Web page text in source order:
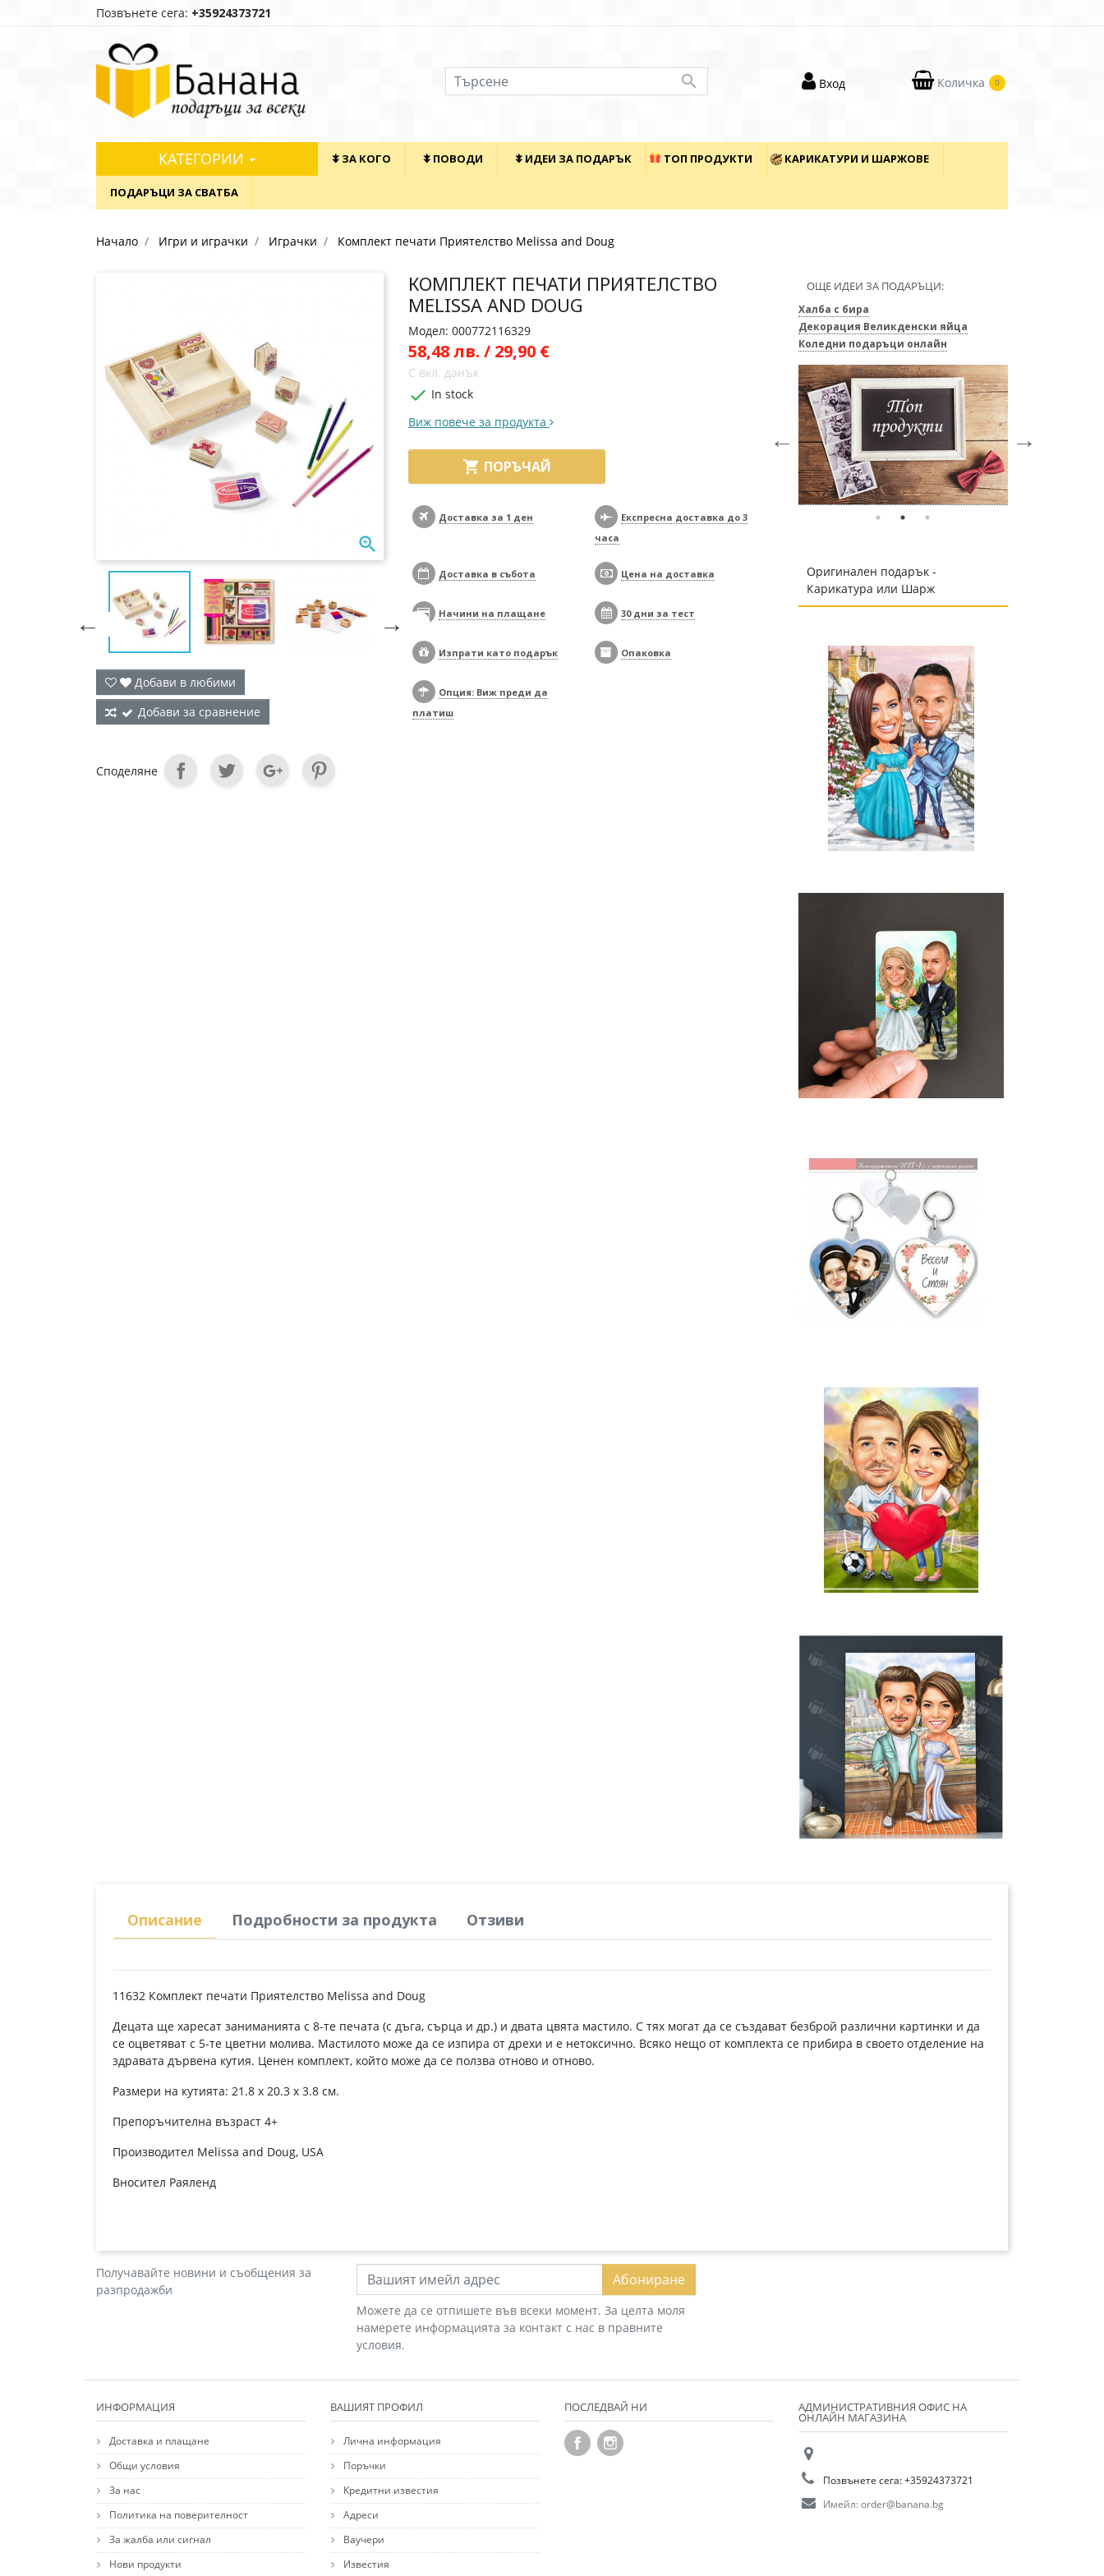
Позвънете сега: +35924373721
 Вход Количка 0
КАТЕГОРИИ ⯯ ЗА КОГО ⯯ ПОВОДИ ⯯ ИДЕИ ЗА ПОДАРЪК ТОП ПРОДУКТИ КАРИКАТУРИ И ШАРЖОВЕ
ПОДАРЪЦИ ЗА СВАТБА
Начало Игри и играчки Играчки Комплект печати Приятелство Melissa and Doug

 
Добави в любими
Добави за сравнение
Споделяне
КОМПЛЕКТ ПЕЧАТИ ПРИЯТЕЛСТВО
MELISSA AND DOUG
Модел: 000772116329
58,48 лв. / 29,90 €
С вкл. данък
 In stock
Виж повече за продукта
 ПОРЪЧАЙ
Доставка за 1 ден
Експресна доставка до 3
часа
Доставка в събота Цена на доставка
Начини на плащане 30 дни за тест
Изпрати като подарък Опаковка
Опция: Виж преди да
платиш
ОЩЕ ИДЕИ ЗА ПОДАРЪЦИ:
Халба с бира
Декорация Великденски яйца
Коледни подаръци онлайн
Оригинален подарък -
Карикатура или Шарж
Описание Подробности за продукта Отзиви
11632 Комплект печати Приятелство Melissa and Doug
Децата ще харесат заниманията с 8-те печата (с дъга, сърца и др.) и двата цвята мастило. С тях могат да се създават безброй различни картинки и да
се оцветяват с 5-те цветни молива. Мастилото може да се изпира от дрехи и е нетоксично. Всяко нещо от комплекта се прибира в своето отделение на
здравата дървена кутия. Ценен комплект, който може да се ползва отново и отново.
Размери на кутията: 21.8 x 20.3 x 3.8 см.
Препоръчителна възраст 4+
Производител Melissa and Doug, USA
Вносител Раяленд
Получавайте новини и съобщения за
разпродажби
Абониране
Можете да се отпишете във всеки момент. За целта моля
намерете информацията за контакт с нас в правните
условия.
ИНФОРМАЦИЯ
Доставка и плащане
Общи условия
За нас
Политика на поверителност
За жалба или сигнал
Нови продукти
ВАШИЯТ ПРОФИЛ
Лична информация
Поръчки
Кредитни известия
Адреси
Ваучери
Известия
ПОСЛЕДВАЙ НИ АДМИНИСТРАТИВНИЯ ОФИС НА
ОНЛАЙН МАГАЗИНА
Позвънете сега:+35924373721
Имейл:order@banana.bg